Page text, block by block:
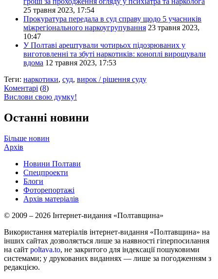
25 травня 2023, 17:54
Прокуратура передала в суд справу щодо 5 учасників
міжрегіонального наркоугрупування 23 травня 2023,
10:47
У Полтаві арештували чотирьох підозрюваних у
виготовленні та збуті наркотиків: коноплі вирощували
вдома 12 травня 2023, 17:53
Теги: наркотики, суд, вирок / рішення суду
Коментарі (8)
Вислови свою думку!
Останні новини
Більше новин
Архів
Новини Полтави
Спецпроекти
Блоги
Фоторепортажі
Архів матеріалів
© 2009 – 2026 Інтернет-видання «Полтавщина»
Використання матеріалів інтернет-видання «Полтавщина» на
інших сайтах дозволяється лише за наявності гіперпосилання
на сайт poltava.to, не закритого для індексації пошуковими
системами; у друкованих виданнях — лише за погодженням з
редакцією.